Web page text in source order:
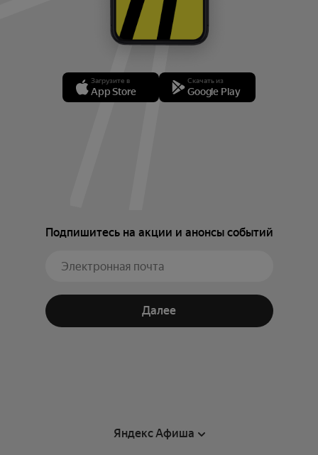
Загрузите в
App Store
Скачать из
Google Play
Подпишитесь на акции и анонсы событий
Далее
Яндекс Афиша